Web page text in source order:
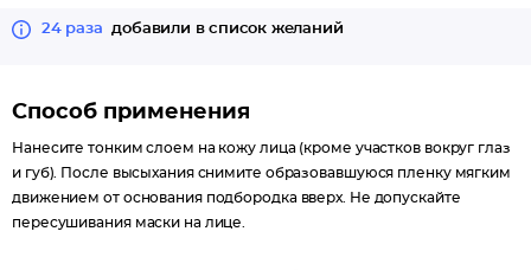
24 раза добавили в список желаний
Способ применения
Нанесите тонким слоем на кожу лица (кроме участков вокруг глаз
и губ). После высыхания снимите образовавшуюся пленку мягким
движением от основания подбородка вверх. Не допускайте
пересушивания маски на лице.